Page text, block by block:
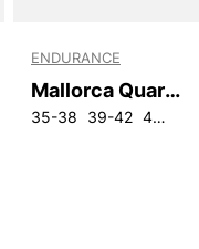
ENDURANCE
Mallorca Quarter Socks 8-Pack
35-38 39-42 43-46